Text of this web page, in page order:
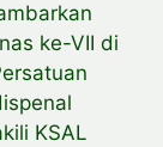
ke-VII di
KSAL